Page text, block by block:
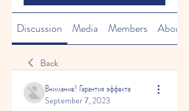
Discussion Media Members About
Back
Внимание! Гарантия эффекта
September 7, 2023